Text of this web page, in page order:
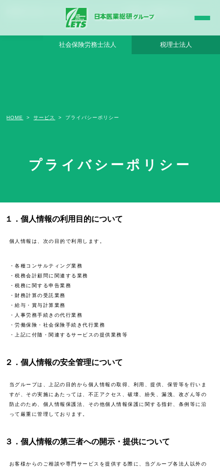
医療経営に特化したエキスパートとして、 クリニックの税務・会計顧問を支えます。
社会保険労務士法人 税理士法人
プライバシーポリシー
HOME サービス プライバシーポリシー
日本医業総研グループの各法人（以下、当グループ）は、個人情報を提供され
るすべての方々の個人情報を保護することを重要な責務と認識し、本人の権利
１．個人情報の利用目的について
個人情報は、次の目的で利用します。
・各種コンサルティング業務
・税務会計顧問に関連する業務
・税務に関する申告業務
・財務計算の受託業務
・給与・賞与計算業務
・人事労務手続きの代行業務
・労働保険・社会保険手続き代行業務
・上記に付随・関連するサービスの提供業務等
２．個人情報の安全管理について
当グループは、上記の目的から個人情報の取得、利用、提供、保管等を行いま
すが、その実施にあたっては、不正アクセス、破壊、紛失、漏洩、改ざん等の
防止のため、個人情報保護法、その他個人情報保護に関する指針、条例等に沿
って厳重に管理しております。
３．個人情報の第三者への開示・提供について
お客様からのご相談や専門サービスを提供する際に、当グループ各法人以外の